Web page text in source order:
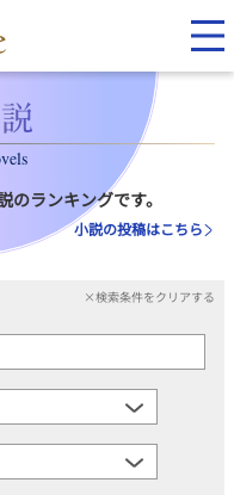
のランキングです。
小説の投稿はこちら
×検索条件をクリアする